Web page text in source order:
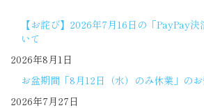
【お詫び】2026年7月16日の「PayPay
いて
2026年8月1日
お盆期間「8月12日（水）のみ休業」の
2026年7月27日